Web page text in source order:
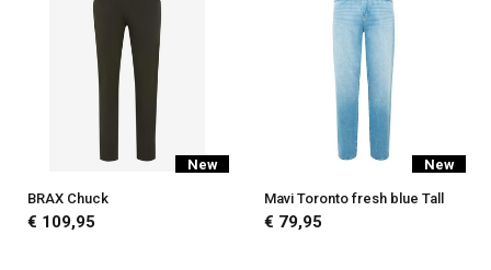
New
BRAX Chuck
€ 109,95
New
Mavi Toronto fresh blue Tall
€ 79,95